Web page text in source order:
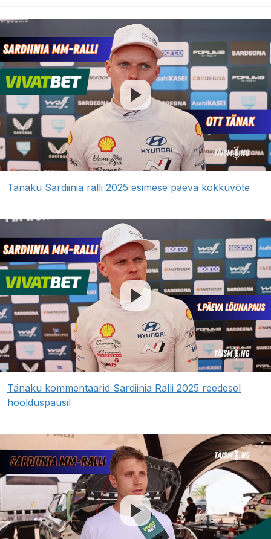
Tänaku Sardiinia ralli 2025 esimese päeva kokkuvõte
Tänaku kommentaarid Sardiinia Ralli 2025 reedesel
hoolduspausil